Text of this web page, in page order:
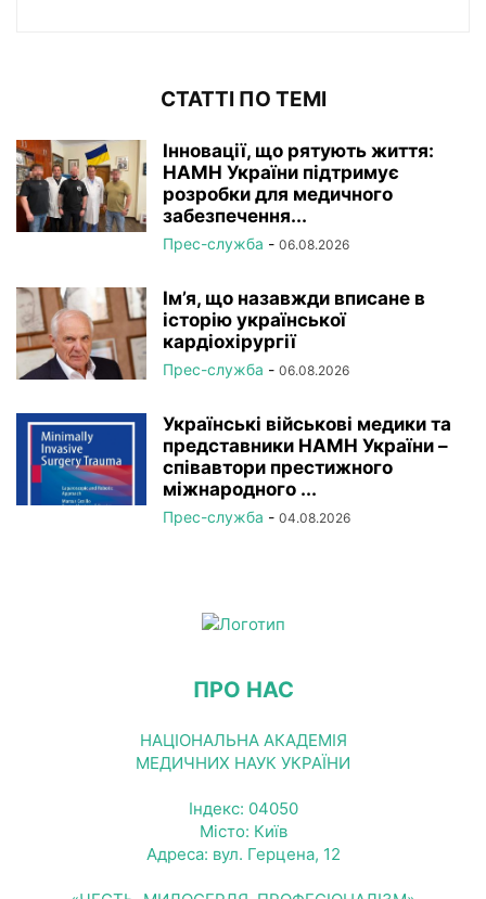
СТАТТІ ПО ТЕМІ
Інновації, що рятують життя:
НАМН України підтримує
розробки для медичного
забезпечення...
Прес-служба - 06.08.2026
Ім’я, що назавжди вписане в
історію української
кардіохірургії
Прес-служба - 06.08.2026
Українські військові медики та
представники НАМН України –
співавтори престижного
міжнародного ...
Прес-служба - 04.08.2026
ПРО НАС
НАЦІОНАЛЬНА АКАДЕМІЯ
МЕДИЧНИХ НАУК УКРАЇНИ
Індекс: 04050
Місто: Київ
Адреса: вул. Герцена, 12